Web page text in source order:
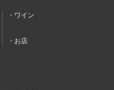
ワイン
お店